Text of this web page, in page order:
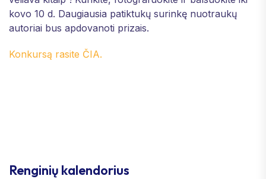
kovo 10 d. Daugiausia patiktukų surinkę nuotraukų
autoriai bus apdovanoti prizais.
Konkursą rasite ČIA.
Renginių kalendorius